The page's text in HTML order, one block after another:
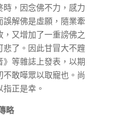
，因念佛不力，感力
誤解佛是虛願，隨業牽
又增加了一重謗佛之
了。因此甘冒大不韙
等雜誌上發表，以期
敢嘩眾以取寵也。尚
正是幸。
略